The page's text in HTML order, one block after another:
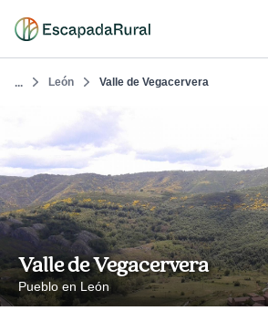
... León Valle de Vegacervera
Valle de Vegacervera
Pueblo en León